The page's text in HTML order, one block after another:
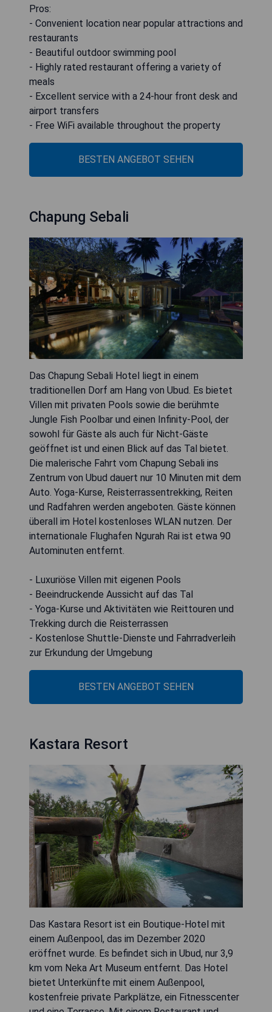
Pros:
- Convenient location near popular attractions and
restaurants
- Beautiful outdoor swimming pool
- Highly rated restaurant offering a variety of
meals
- Excellent service with a 24-hour front desk and
airport transfers
- Free WiFi available throughout the property
BESTEN ANGEBOT SEHEN
Chapung Sebali
Das Chapung Sebali Hotel liegt in einem
traditionellen Dorf am Hang von Ubud. Es bietet
Villen mit privaten Pools sowie die berühmte
Jungle Fish Poolbar und einen Infinity-Pool, der
sowohl für Gäste als auch für Nicht-Gäste
geöffnet ist und einen Blick auf das Tal bietet.
Die malerische Fahrt vom Chapung Sebali ins
Zentrum von Ubud dauert nur 10 Minuten mit dem
Auto. Yoga-Kurse, Reisterrassentrekking, Reiten
und Radfahren werden angeboten. Gäste können
überall im Hotel kostenloses WLAN nutzen. Der
internationale Flughafen Ngurah Rai ist etwa 90
Autominuten entfernt.
- Luxuriöse Villen mit eigenen Pools
- Beeindruckende Aussicht auf das Tal
- Yoga-Kurse und Aktivitäten wie Reittouren und
Trekking durch die Reisterrassen
- Kostenlose Shuttle-Dienste und Fahrradverleih
zur Erkundung der Umgebung
BESTEN ANGEBOT SEHEN
Kastara Resort
Das Kastara Resort ist ein Boutique-Hotel mit
einem Außenpool, das im Dezember 2020
eröffnet wurde. Es befindet sich in Ubud, nur 3,9
km vom Neka Art Museum entfernt. Das Hotel
bietet Unterkünfte mit einem Außenpool,
kostenfreie private Parkplätze, ein Fitnesscenter